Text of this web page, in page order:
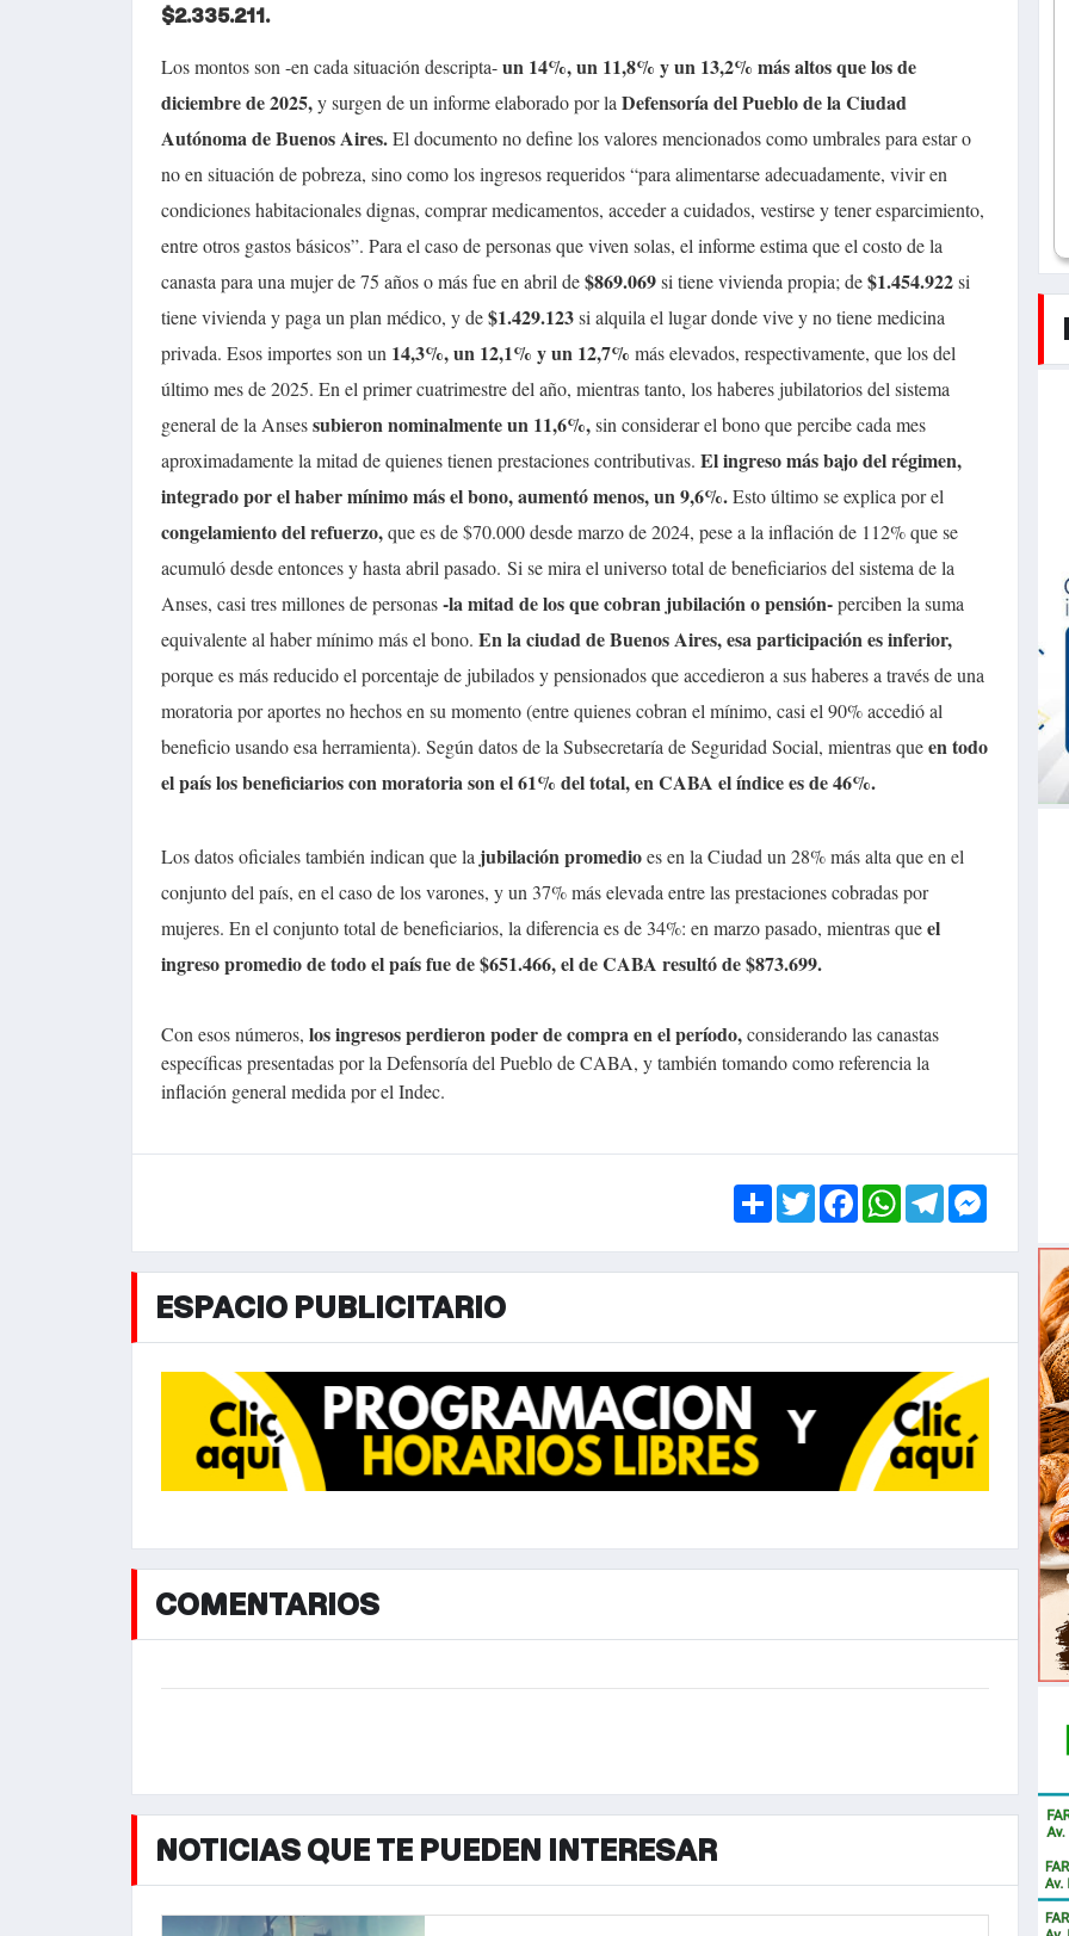
$2.335.211.
Los montos son -en cada situación descripta-un 14%, un 11,8% y un 13,2% más altos que los de
diciembre de 2025,y surgen de un informe elaborado por la Defensoría del Pueblo de la Ciudad
Autónoma de Buenos Aires.El documento no define los valores mencionados como umbrales para estar o
no en situación de pobreza, sino como los ingresos requeridos “para alimentarse adecuadamente, vivir en
condiciones habitacionales dignas, comprar medicamentos, acceder a cuidados, vestirse y tener esparcimiento,
entre otros gastos básicos”. Para el caso de personas que viven solas, el informe estima que el costo de la
canasta para una mujer de 75 años o más fue en abril de$869.069si tiene vivienda propia; de$1.454.922si
tiene vivienda y paga un plan médico, y de$1.429.123si alquila el lugar donde vive y no tiene medicina
privada. Esos importes son un 14,3%, un 12,1% y un 12,7% más elevados, respectivamente, que los del
último mes de 2025. En el primer cuatrimestre del año, mientras tanto, los haberes jubilatorios del sistema
general de la Ansessubieron nominalmente un 11,6%,sin considerar el bono que percibe cada mes
aproximadamente la mitad de quienes tienen prestaciones contributivas. El ingreso más bajo del régimen,
integrado por el haber mínimo más el bono, aumentó menos, un 9,6%.Esto último se explica por el
congelamiento del refuerzo,que es de $70.000 desde marzo de 2024, pese a la inflación de 112% que se
acumuló desde entonces y hasta abril pasado. Si se mira el universo total de beneficiarios del sistema de la
Anses, casi tres millones de personas-la mitad de los que cobran jubilación o pensión-perciben la suma
equivalente al haber mínimo más el bono. En la ciudad de Buenos Aires, esa participación es inferior,
porque es más reducido el porcentaje de jubilados y pensionados que accedieron a sus haberes a través de una
moratoria por aportes no hechos en su momento (entre quienes cobran el mínimo, casi el 90% accedió al
beneficio usando esa herramienta). Según datos de la Subsecretaría de Seguridad Social, mientras queen todo
el país los beneficiarios con moratoria son el 61% del total, en CABA el índice es de 46%.
Los datos oficiales también indican que la jubilación promedioes en la Ciudad un 28% más alta que en el
conjunto del país, en el caso de los varones, y un 37% más elevada entre las prestaciones cobradas por
mujeres. En el conjunto total de beneficiarios, la diferencia es de 34%: en marzo pasado, mientras queel
ingreso promedio de todo el país fue de $651.466, el de CABA resultó de $873.699.
Con esos números, los ingresos perdieron poder de compra en el período,considerando las canastas
específicas presentadas por la Defensoría del Pueblo de CABA, y también tomando como referencia la
inflación general medida por el Indec.
ShareTwitterFacebook
WhatsApp
Telegram
ESPACIO PUBLICITARIO
COMENTARIOS
NOTICIAS QUE TE PUEDEN INTERESAR